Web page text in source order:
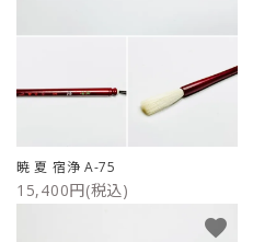
暁 夏 宿浄 A-75
15,400円(税込)
favorite